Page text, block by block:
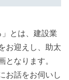
とは、建設業
お迎えし、助太
なります。
お話をお伺いし